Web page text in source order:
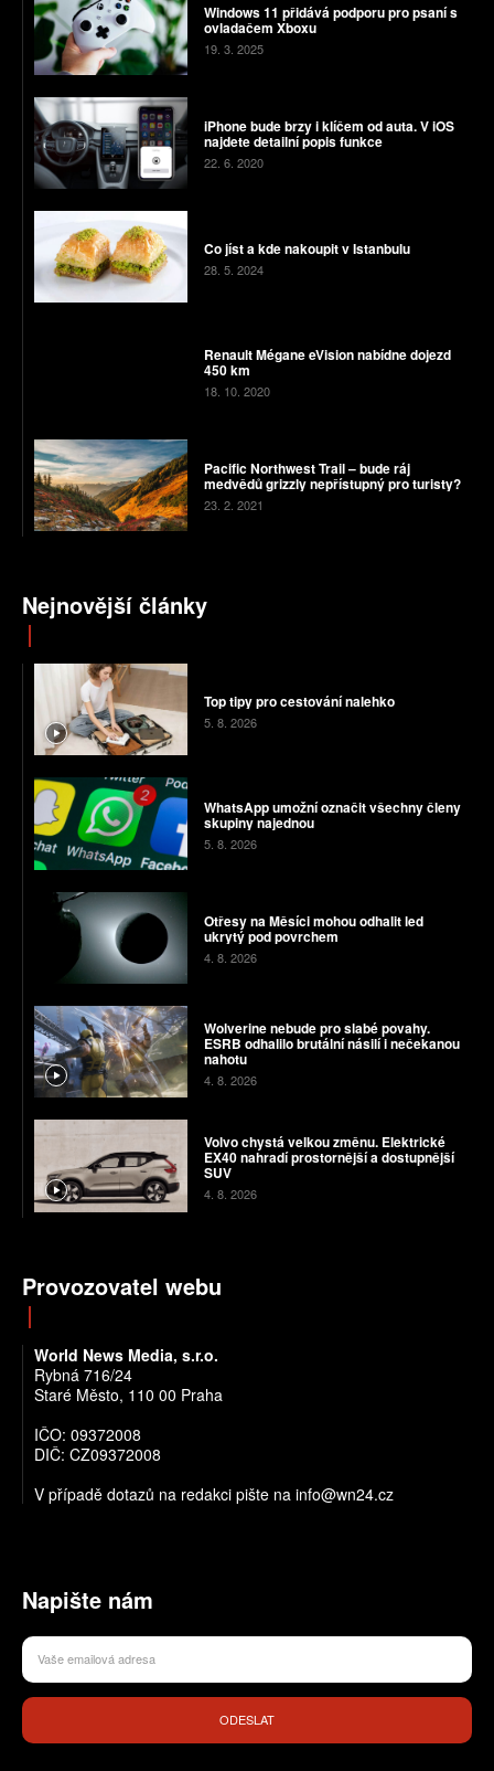
Windows 11 přidává podporu pro psaní s
ovladačem Xboxu
19. 3. 2025
iPhone bude brzy i klíčem od auta. V iOS
najdete detailní popis funkce
22. 6. 2020
Co jíst a kde nakoupit v Istanbulu
28. 5. 2024
Renault Mégane eVision nabídne dojezd
450 km
18. 10. 2020
Pacific Northwest Trail – bude ráj
medvědů grizzly nepřístupný pro turisty?
23. 2. 2021
Nejnovější články
Top tipy pro cestování nalehko
5. 8. 2026
WhatsApp umožní označit všechny členy
skupiny najednou
5. 8. 2026
Otřesy na Měsíci mohou odhalit led
ukrytý pod povrchem
4. 8. 2026
Wolverine nebude pro slabé povahy.
ESRB odhalilo brutální násilí i nečekanou
nahotu
4. 8. 2026
Volvo chystá velkou změnu. Elektrické
EX40 nahradí prostornější a dostupnější
SUV
4. 8. 2026
Provozovatel webu
World News Media, s.r.o.
Rybná 716/24
Staré Město, 110 00 Praha
IČO: 09372008
DIČ: CZ09372008
V případě dotazů na redakci pište na info@wn24.cz
Napište nám
ODESLAT